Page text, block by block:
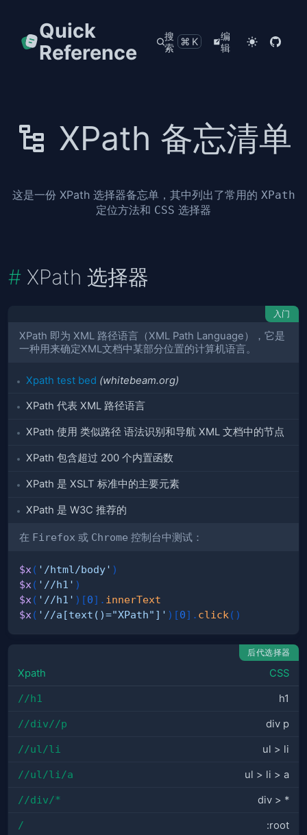
Quick
Reference
搜
索
⌘K
编
辑
XPath 备忘清单
这是一份 XPath 选择器备忘单，其中列出了常用的 XPath
定位方法和 CSS 选择器
XPath 选择器
入门
XPath 即为 XML 路径语言（XML Path Language），它是
一种用来确定XML文档中某部分位置的计算机语言。
Xpath test bed (whitebeam.org)
XPath 代表 XML 路径语言
XPath 使用 类似路径 语法识别和导航 XML 文档中的节点
XPath 包含超过 200 个内置函数
XPath 是 XSLT 标准中的主要元素
XPath 是 W3C 推荐的
在 Firefox 或 Chrome 控制台中测试：
$x ( '/html/body' )
$x ( '//h1' )
$x ( '//h1' ) [0] . innerText
$x ( '//a[text()="XPath"]' ) [0] . click ( )
后代选择器
Xpath CSS
//h1 h1
//div//p div p
//ul/li ul > li
//ul/li/a ul > li > a
//div/* div > *
/ :root